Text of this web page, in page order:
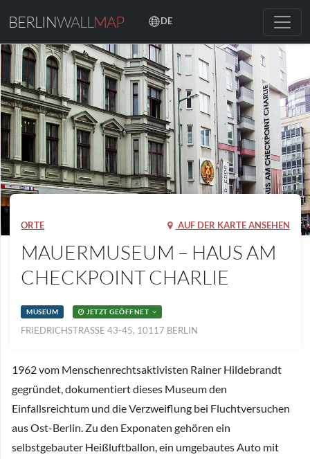
BERLINWALL MAP DE
ORTE AUF DER KARTE ANSEHEN
MAUERMUSEUM – HAUS AM
CHECKPOINT CHARLIE
MUSEUM JETZT GEÖFFNET
FRIEDRICHSTRASSE 43-45, 10117 BERLIN
1962 vom Menschenrechtsaktivisten Rainer Hildebrandt
gegründet, dokumentiert dieses Museum den
Einfallsreichtum und die Verzweiflung bei Fluchtversuchen
aus Ost-Berlin. Zu den Exponaten gehören ein
selbstgebauter Heißluftballon, ein umgebautes Auto mit